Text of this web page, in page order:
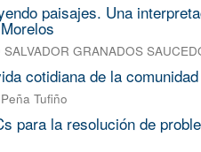
paisajes. Una
SALVADOR GRANADOS
cotidiana de la
Tufiño
para la resolución de